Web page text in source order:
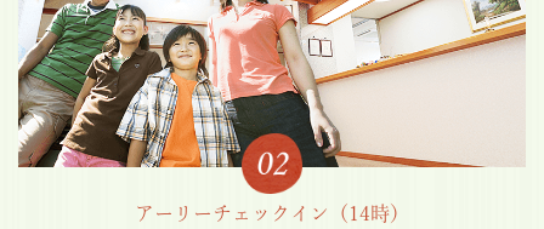
アーリーチェックイン（14時）